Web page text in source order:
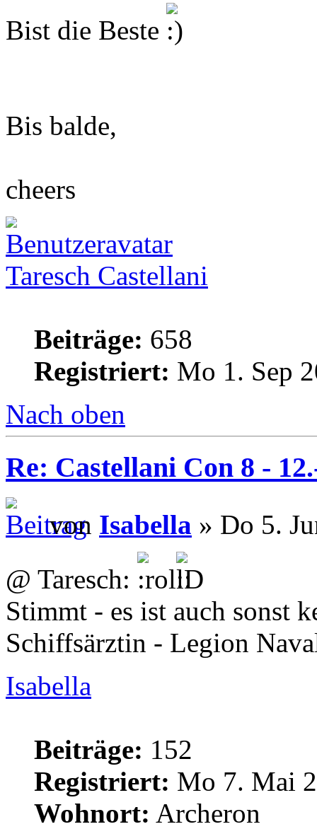
Bist die Beste
Bis balde,
cheers
Taresch Castellani
Beiträge: 658
Registriert: Mo 1. Sep
Nach oben
Re: Castellani Con 8 -
von Isabella » Do 5.
@ Taresch:
Stimmt - es ist auch sonst
Schiffsärztin - Legion
Isabella
Beiträge: 152
Registriert: Mo 7. Mai
Wohnort: Archeron